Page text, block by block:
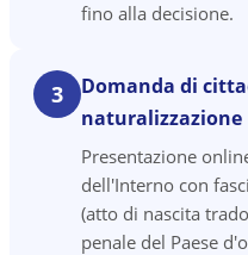
fino alla decisione.
3
Domanda di
naturalizzazione
Presentazione
dell'Interno con
(atto di nascita
penale del Paese